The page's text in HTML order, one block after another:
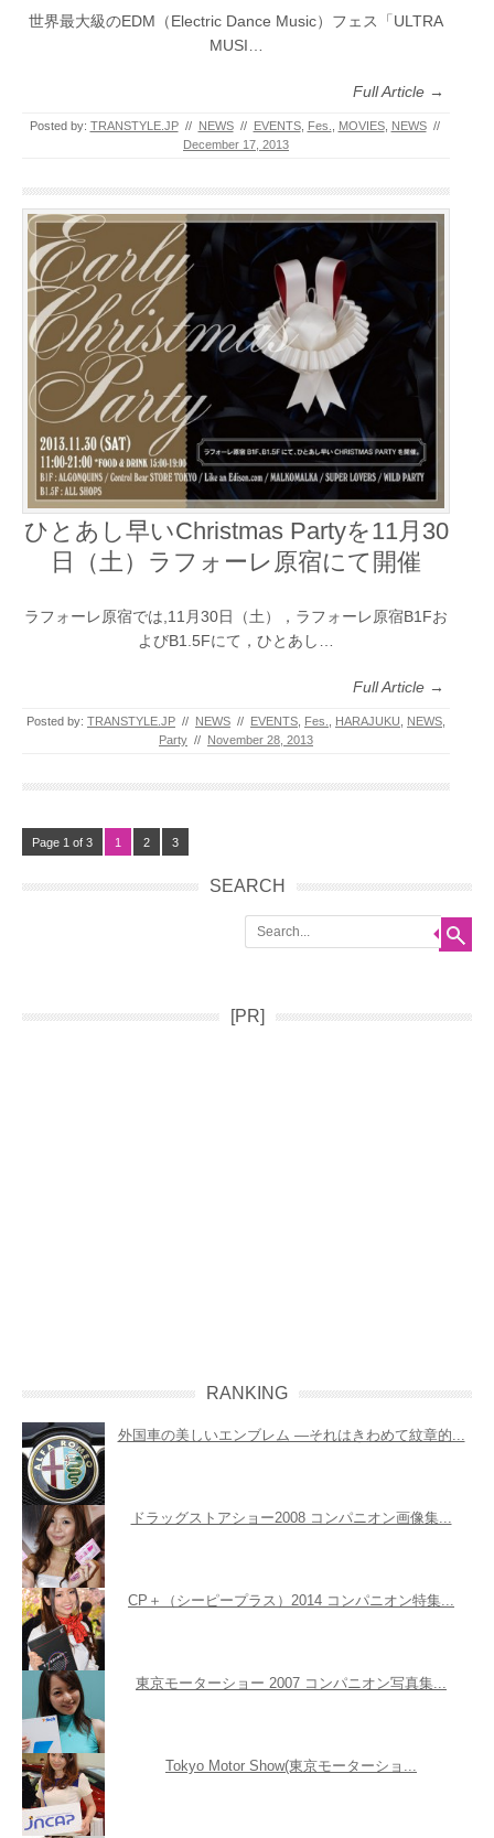
世界最大級のEDM（Electric Dance Music）フェス「ULTRA
MUSI…
Full Article →
Posted by: TRANSTYLE.JP // NEWS // EVENTS, Fes. MOVIES, NEWS //
December 17, 2013
ひとあし早いChristmas Partyを11月30
日（土）ラフォーレ原宿にて開催
ラフォーレ原宿では,11月30日（土），ラフォーレ原宿B1Fお
よびB1.5Fにて，ひとあし…
Full Article →
Posted by: TRANSTYLE.JP // NEWS // EVENTS Fes. HARAJUKU NEWS
Party // November 28, 2013
Page 1 of 3 1 2 3
SEARCH
Search
[PR]
RANKING
外国車の美しいエンブレム ―それはきわめて紋章的...
ドラッグストアショー2008 コンパニオン画像集...
CP＋（シーピープラス）2014 コンパニオン特集...
東京モーターショー 2007 コンパニオン写真集...
Tokyo Motor Show(東京モーターショ...